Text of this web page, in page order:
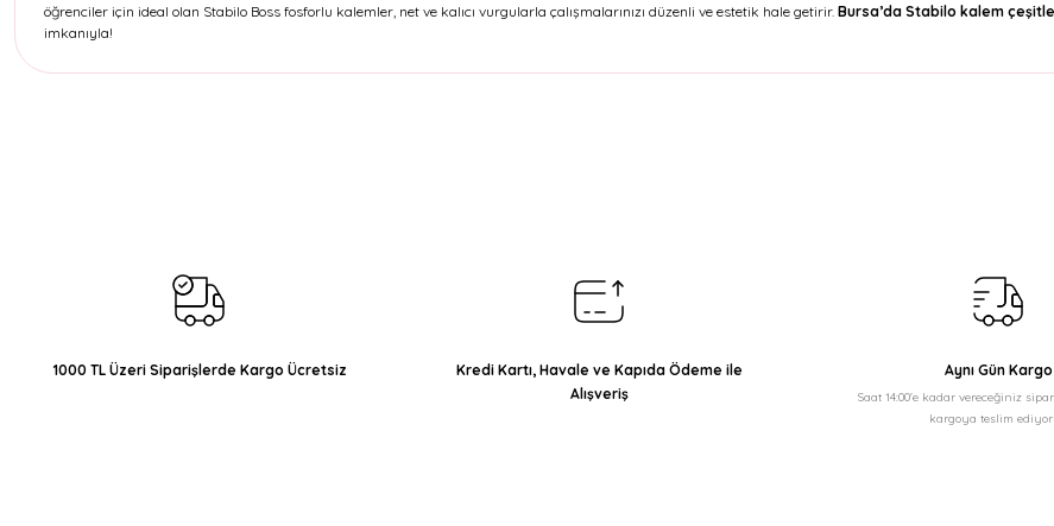
öğrenciler için ideal olan Stabilo Boss fosforlu kalemler, net ve kalıcı vurgularla çalışmalarınızı düzenli ve estetik hale getirir. Bursa’da Stabilo kalem
imkanıyla!
Ürün fiyatı diğer sitelerden daha pahalı.
Bu ürüne benzer farklı alternatifler olmalı.
1000 TL Üzeri Siparişlerde Kargo Ücretsiz
Kredi Kartı, Havale ve Kapıda Ödeme ile
Alışveriş
Aynı Gün Kargo
Saat 14:00'e kadar vereceğiniz
kargoya teslim